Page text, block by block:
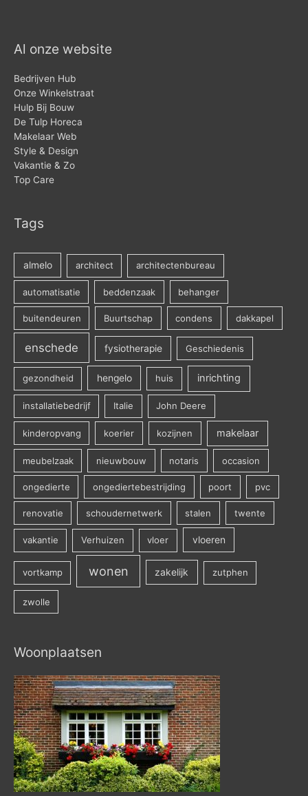
Al onze website
Bedrijven Hub
Onze Winkelstraat
Hulp Bij Bouw
De Tulp Horeca
Makelaar Web
Style & Design
Vakantie & Zo
Top Care
Tags
almelo architect architectenbureau
automatisatie beddenzaak behanger
buitendeuren Buurtschap condens dakkapel
enschede fysiotherapie Geschiedenis
gezondheid hengelo huis inrichting
installatiebedrijf Italie John Deere
kinderopvang koerier kozijnen makelaar
meubelzaak nieuwbouw notaris occasion
ongedierte ongediertebestrijding poort pvc
renovatie schoudernetwerk stalen twente
vakantie Verhuizen vloer vloeren
vortkamp wonen zakelijk zutphen
zwolle
Woonplaatsen